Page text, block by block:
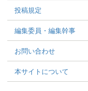
投稿規定
編集委員・編集幹事
お問い合わせ
本サイトについて